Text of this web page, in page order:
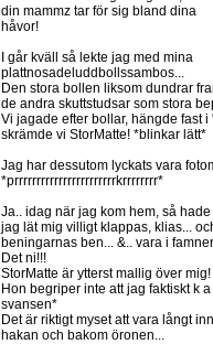
din mammz tar för sig bland dina
håvor!
I går kväll så lekte jag med mina
plattnosadeluddbollssambos...
Den stora bollen liksom dundrar
de andra skuttstudsar som stora
Vi jagade efter bollar, hängde fast
skrämde vi StorMatte! *blinkar lätt*
Jag har dessutom lyckats vara
*prrrrrrrrrrrrrrrrrrrrrrrkrrrrrrrr*
Ja.. idag när jag kom hem, så
jag lät mig villigt klappas, klias...
beningarnas ben... &.. vara i
Det ni!!!
StorMatte är ytterst mallig över mig!
Hon begriper inte att jag faktiskt k
svansen*
Det är riktigt myset att vara långt
hakan och bakom öronen...